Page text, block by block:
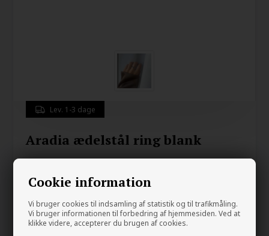
Cookie information
Vi bruger cookies til indsamling af statistik og til trafikmåling.
Vi bruger informationen til forbedring af hjemmesiden. Ved at
klikke videre, accepterer du brugen af cookies.
Lev. 1-3 dage
Aradia ædelstål ring blank
235,00 DKK
Gem